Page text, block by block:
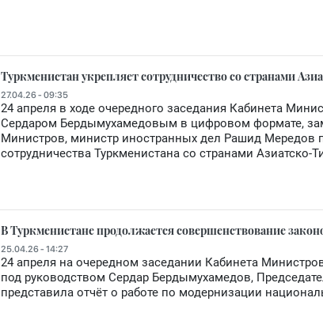
Туркменистан укрепляет сотрудничество со странами
27.04.26 - 09:35
24 апреля в ходе очередного заседания Кабинета
Сердаром Бердымухамедовым в цифровом формате,
Министров, министр иностранных дел Рашид Мередов
сотрудничества Туркменистана со странами Азиатско-
В Туркменистане продолжается совершенствование
25.04.26 - 14:27
24 апреля на очередном заседании Кабинета
под руководством Сердар Бердымухамедов,
представила отчёт о работе по модернизации